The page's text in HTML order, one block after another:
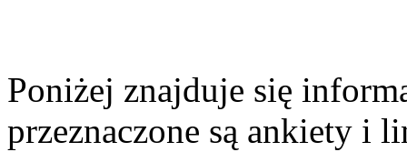
Poniżej znajduje się
przeznaczone są ankiety i